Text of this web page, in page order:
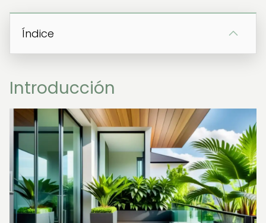
Índice
Introducción